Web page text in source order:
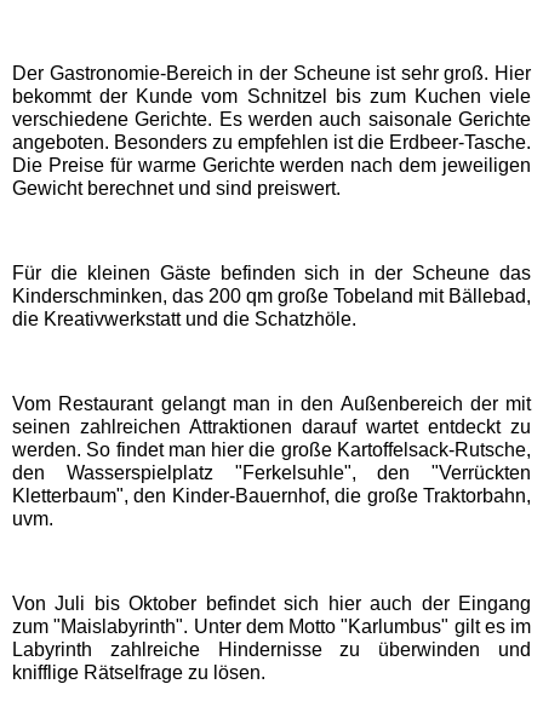
Freizeit-Land Geiselwind
LEGOLAND Deutschland
Hessen Freizeitparks
Taunus Wunderland
Niedersachsen
Heide Park Resort
Rasti-Land
Der Gastronomie-Bereich in der Scheune ist sehr groß. Hier
bekommt der Kunde vom Schnitzel bis zum Kuchen viele
verschiedene Gerichte. Es werden auch saisonale Gerichte
angeboten. Besonders zu empfehlen ist die Erdbeer-Tasche.
Die Preise für warme Gerichte werden nach dem jeweiligen
Gewicht berechnet und sind preiswert.
Für die kleinen Gäste befinden sich in der Scheune das
Kinderschminken, das 200 qm große Tobeland mit Bällebad,
die Kreativwerkstatt und die Schatzhöle.
Vom Restaurant gelangt man in den Außenbereich der mit
seinen zahlreichen Attraktionen darauf wartet entdeckt zu
werden. So findet man hier die große Kartoffelsack-Rutsche,
den Wasserspielplatz "Ferkelsuhle", den "Verrückten
Kletterbaum", den Kinder-Bauernhof, die große Traktorbahn,
uvm.
Von Juli bis Oktober befindet sich hier auch der Eingang
zum "Maislabyrinth". Unter dem Motto "Karlumbus" gilt es im
Labyrinth zahlreiche Hindernisse zu überwinden und
knifflige Rätselfrage zu lösen.